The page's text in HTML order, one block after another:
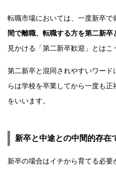
転職市場においては、一度新卒で
間で離職、転職する方を第二新卒
見かける「第二新卒歓迎」とはこ
第二新卒と混同されやすいワー
らは学校を卒業してから一度も
をいいます。
新卒と中途との中間的存在
新卒の場合はイチから育てる必要